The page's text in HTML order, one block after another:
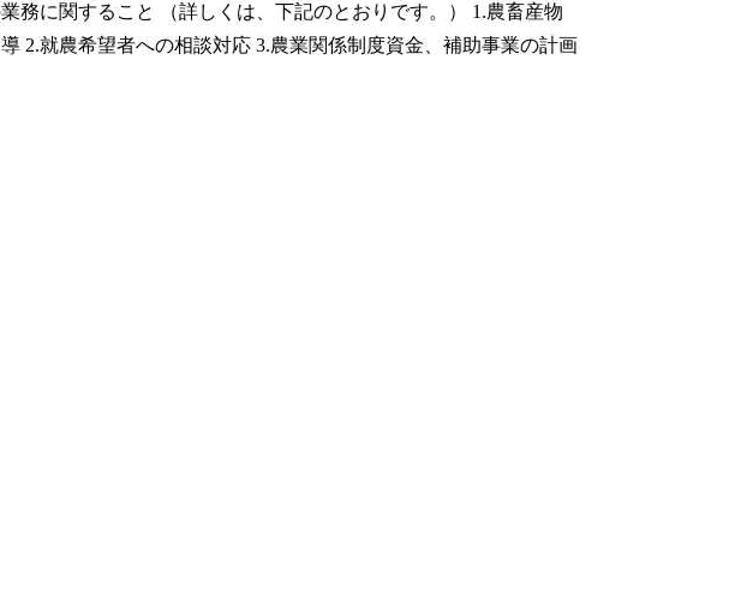
務に関すること （詳しくは、下記のとおりです。） 1.農畜産物
2.就農希望者への相談対応 3.農業関係制度資金、補助事業の計画